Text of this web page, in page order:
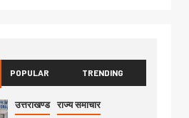
POPULAR TRENDING
उत्तराखण्ड राज्य समाचार